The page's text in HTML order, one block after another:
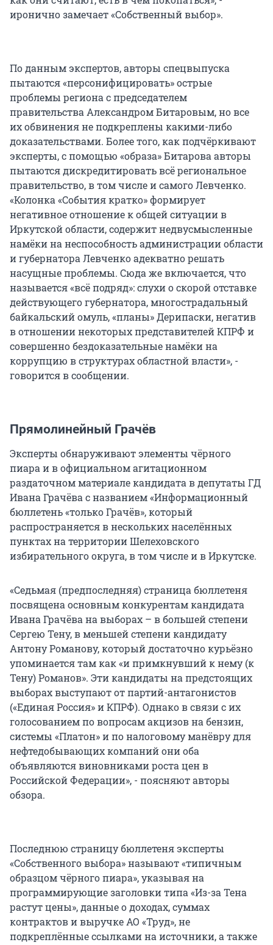
иронично замечает «Собственный выбор».
По данным экспертов, авторы спецвыпуска
пытаются «персонифицировать» острые
проблемы региона с председателем
правительства Александром Битаровым, но все
их обвинения не подкреплены какими-либо
доказательствами. Более того, как подчёркивают
эксперты, с помощью «образа» Битарова авторы
пытаются дискредитировать всё региональное
правительство, в том числе и самого Левченко.
«Колонка «События кратко» формирует
негативное отношение к общей ситуации в
Иркутской области, содержит недвусмысленные
намёки на неспособность администрации области
и губернатора Левченко адекватно решать
насущные проблемы. Сюда же включается, что
называется «всё подряд»: слухи о скорой отставке
действующего губернатора, многострадальный
байкальский омуль, «планы» Дерипаски, негатив
в отношении некоторых представителей КПРФ и
совершенно бездоказательные намёки на
коррупцию в структурах областной власти», -
говорится в сообщении.
Прямолинейный Грачёв
Эксперты обнаруживают элементы чёрного
пиара и в официальном агитационном
раздаточном материале кандидата в депутаты ГД
Ивана Грачёва с названием «Информационный
бюллетень «только Грачёв», который
распространяется в нескольких населённых
пунктах на территории Шелеховского
избирательного округа, в том числе и в Иркутске.
«Седьмая (предпоследняя) страница бюллетеня
посвящена основным конкурентам кандидата
Ивана Грачёва на выборах – в большей степени
Сергею Тену, в меньшей степени кандидату
Антону Романову, который достаточно курьёзно
упоминается там как «и примкнувший к нему (к
Тену) Романов». Эти кандидаты на предстоящих
выборах выступают от партий-антагонистов
(«Единая Россия» и КПРФ). Однако в связи с их
голосованием по вопросам акцизов на бензин,
системы «Платон» и по налоговому манёвру для
нефтедобывающих компаний они оба
объявляются виновниками роста цен в
Российской Федерации», - поясняют авторы
обзора.
Последнюю страницу бюллетеня эксперты
«Собственного выбора» называют «типичным
образцом чёрного пиара», указывая на
программирующие заголовки типа «Из-за Тена
растут цены», данные о доходах, суммах
контрактов и выручке АО «Труд», не
подкреплённые ссылками на источники, а также